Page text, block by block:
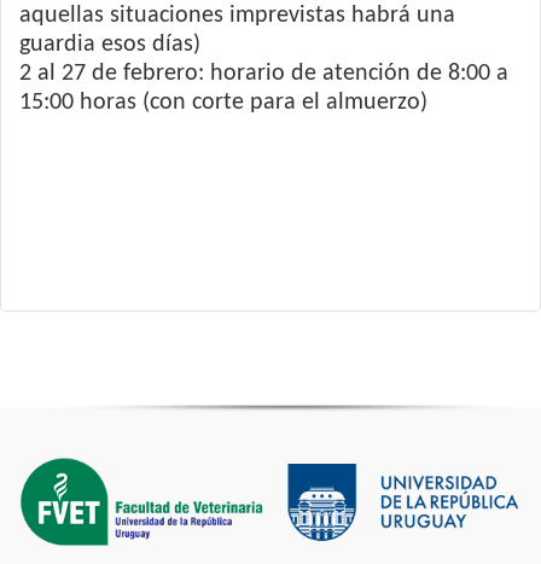
aquellas situaciones imprevistas habrá una
guardia esos días)
2 al 27 de febrero: horario de atención de 8:00 a
15:00 horas (con corte para el almuerzo)